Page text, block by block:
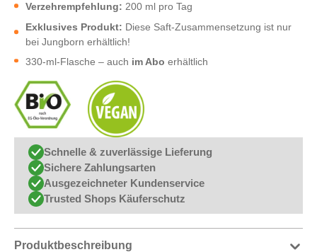
Verzehrempfehlung: 200 ml pro Tag
Exklusives Produkt: Diese Saft-Zusammensetzung ist nur
bei Jungborn erhältlich!
330-ml-Flasche – auch im Abo erhältlich
Schnelle & zuverlässige Lieferung
Sichere Zahlungsarten
Ausgezeichneter Kundenservice
Trusted Shops Käuferschutz
Produktbeschreibung